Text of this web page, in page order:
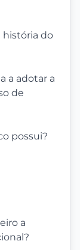
história do
a adotar a
de
possui?
a